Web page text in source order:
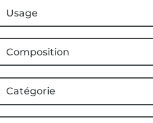
Usage
Composition
Catégorie